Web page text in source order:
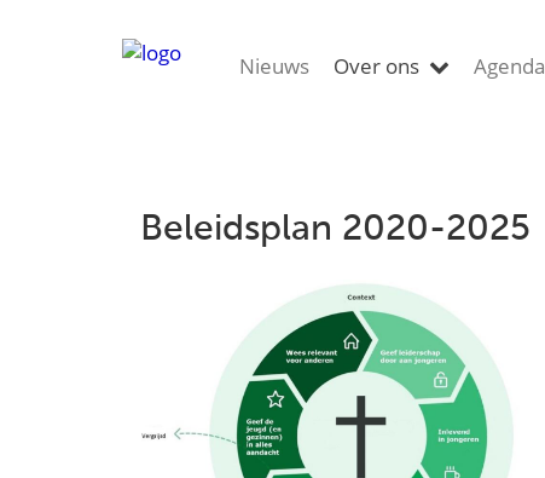
Nieuws Over ons Agenda
Beleidsplan 2020-2025